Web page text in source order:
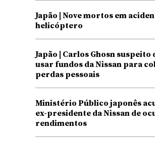
Japão | Nove mortos em
helicóptero
Japão | Carlos Ghosn suspeito
usar fundos da Nissan para
perdas pessoais
Ministério Público japonês
ex-presidente da Nissan de
rendimentos